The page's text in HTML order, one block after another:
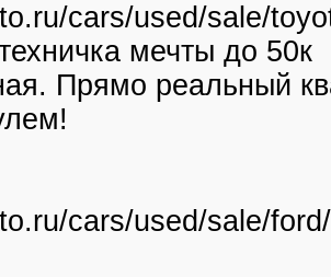
cars/used/sale/
мечты до 50к
Прямо реальный
cars/used/sale/